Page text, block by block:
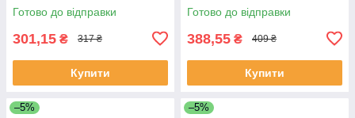
Готово до відправки
301,15 ₴ 317 ₴
Купити
Готово до відправки
388,55 ₴ 409 ₴
Купити
–5% –5%